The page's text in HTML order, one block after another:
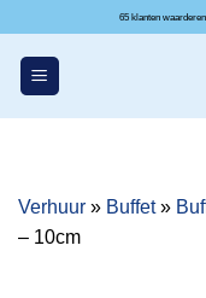
inhoud
65
Verhuur » Buffet »
– 10cm